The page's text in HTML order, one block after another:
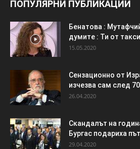
ПОПУЛЯРНИ ПУБЛИКАЦИИ
Бенатова :
думите : Ти от
15.05.2020
Сензационно от
изчезва сам след
26.04.2020
Скандалът на
Бургас подариха
29.04.2020